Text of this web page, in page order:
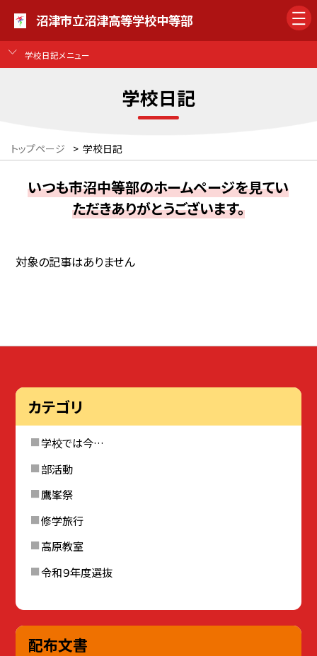
沼津市立沼津高等学校中等部
学校日記メニュー
学校日記
トップページ > 学校日記
いつも市沼中等部のホームページを見てい
ただきありがとうございます。
対象の記事はありません
カテゴリ
学校では今…
部活動
鷹峯祭
修学旅行
高原教室
令和９年度選抜
配布文書